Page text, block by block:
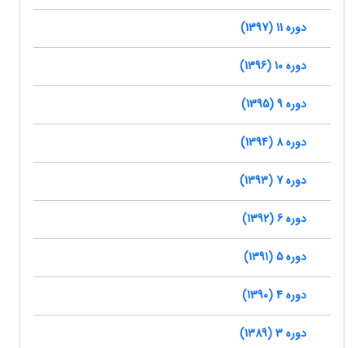
دوره 11 (1397)
دوره 10 (1396)
دوره 9 (1395)
دوره 8 (1394)
دوره 7 (1393)
دوره 6 (1392)
دوره 5 (1391)
دوره 4 (1390)
دوره 3 (1389)